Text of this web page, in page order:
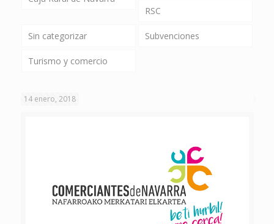
RSC
Sin categorizar Subvenciones
Turismo y comercio
14 enero, 2018